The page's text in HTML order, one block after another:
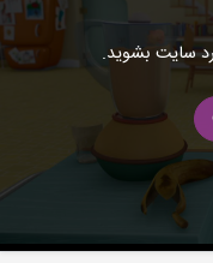
سایت بشوید.